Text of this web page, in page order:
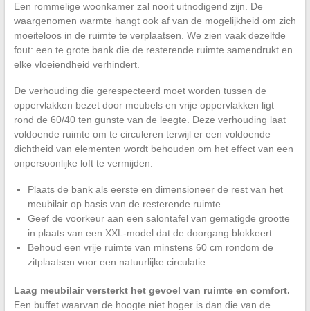
Een rommelige woonkamer zal nooit uitnodigend zijn. De
waargenomen warmte hangt ook af van de mogelijkheid om zich
moeiteloos in de ruimte te verplaatsen. We zien vaak dezelfde
fout: een te grote bank die de resterende ruimte samendrukt en
elke vloeiendheid verhindert.
De verhouding die gerespecteerd moet worden tussen de
oppervlakken bezet door meubels en vrije oppervlakken ligt
rond de 60/40 ten gunste van de leegte. Deze verhouding laat
voldoende ruimte om te circuleren terwijl er een voldoende
dichtheid van elementen wordt behouden om het effect van een
onpersoonlijke loft te vermijden.
Plaats de bank als eerste en dimensioneer de rest van het
meubilair op basis van de resterende ruimte
Geef de voorkeur aan een salontafel van gematigde grootte
in plaats van een XXL-model dat de doorgang blokkeert
Behoud een vrije ruimte van minstens 60 cm rondom de
zitplaatsen voor een natuurlijke circulatie
Laag meubilair versterkt het gevoel van ruimte en comfort.
Een buffet waarvan de hoogte niet hoger is dan die van de